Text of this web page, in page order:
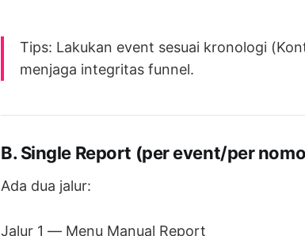
Tips: Lakukan event sesuai kronologi
menjaga integritas funnel.
B. Single Report (per event/per
Ada dua jalur:
Jalur 1 — Menu Manual Report